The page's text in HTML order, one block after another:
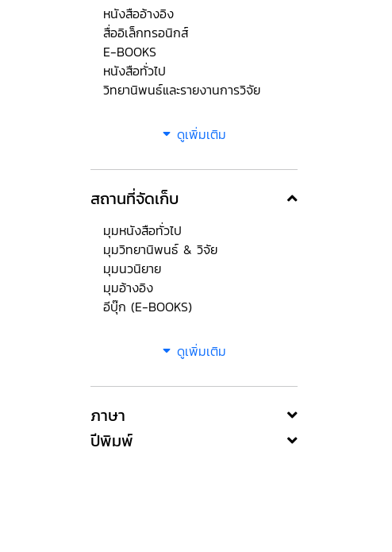
หนังสืออ้างอิง
สื่ออิเล็กทรอนิกส์
E-BOOKS
หนังสือทั่วไป
วิทยานิพนธ์และรายงานการวิจัย
ดูเพิ่มเติม
สถานที่จัดเก็บ
มุมหนังสือทั่วไป
มุมวิทยานิพนธ์ & วิจัย
มุมนวนิยาย
มุมอ้างอิง
อีบุ๊ก (E-BOOKS)
ดูเพิ่มเติม
ภาษา
ปีพิมพ์